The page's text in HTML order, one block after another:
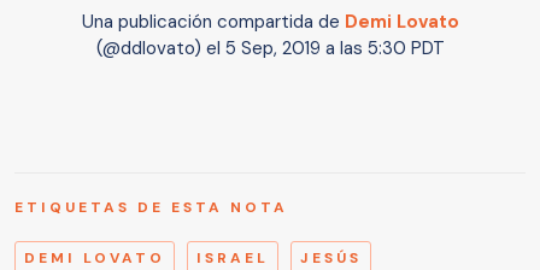
Una publicación compartida de Demi Lovato
(@ddlovato) el 5 Sep, 2019 a las 5:30 PDT
ETIQUETAS DE ESTA NOTA
DEMI LOVATO ISRAEL JESÚS